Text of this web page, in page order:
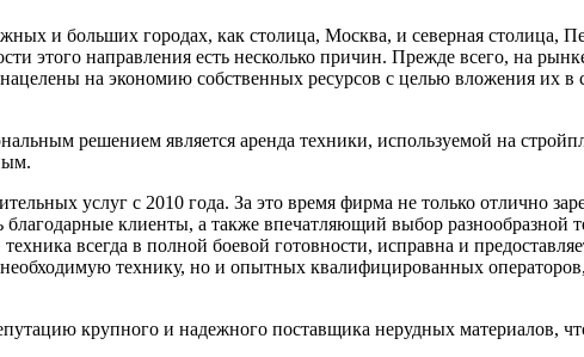
и больших городах, как столица, Москва, и северная столица,
этого направления есть несколько причин. Прежде всего, на
на экономию собственных ресурсов с целью вложения их
решением является аренда техники, используемой на
услуг с 2010 года. За это время фирма не только отлично
клиенты, а также впечатляющий выбор разнообразной
всегда в полной боевой готовности, исправна и
технику, но и опытных квалифицированных
крупного и надежного поставщика нерудных материалов,